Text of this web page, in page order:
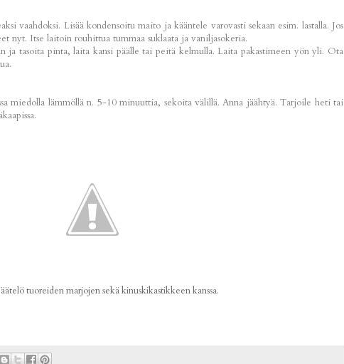
vaahdoksi. Lisää kondensoitu maito ja kääntele varovasti sekaan esim. lastalla. Jos
nyt. Itse laitoin rouhittua tummaa suklaata ja vaniljasokeria.
ja tasoita pinta, laita kansi päälle tai peitä kelmulla. Laita pakastimeen yön yli. Ota
miedolla lämmöllä n. 5-10 minuuttia, sekoita välillä. Anna jäähtyä. Tarjoile heti tai
tuoreiden marjojen sekä kinuskikastikkeen kanssa.